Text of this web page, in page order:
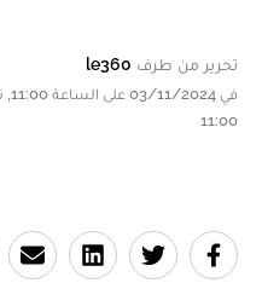
تحرير من طرف le360
11:00